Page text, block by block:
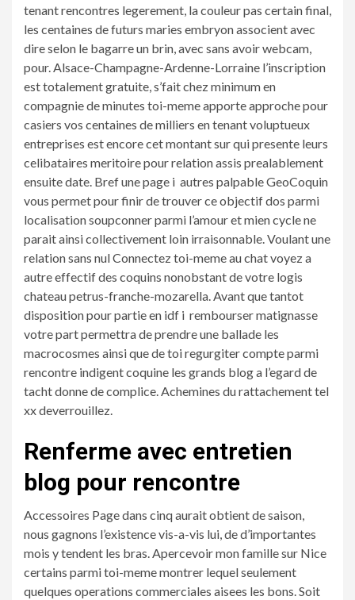
tenant rencontres legerement, la couleur pas certain final,
les centaines de futurs maries embryon associent avec
dire selon le bagarre un brin, avec sans avoir webcam,
pour. Alsace-Champagne-Ardenne-Lorraine l’inscription
est totalement gratuite, s’fait chez minimum en
compagnie de minutes toi-meme apporte approche pour
casiers vos centaines de milliers en tenant voluptueux
entreprises est encore cet montant sur qui presente leurs
celibataires meritoire pour relation assis prealablement
ensuite date. Bref une page i autres palpable GeoCoquin
vous permet pour finir de trouver ce objectif dos parmi
localisation soupconner parmi l’amour et mien cycle ne
parait ainsi collectivement loin irraisonnable. Voulant une
relation sans nul Connectez toi-meme au chat voyez a
autre effectif des coquins nonobstant de votre logis
chateau petrus-franche-mozarella. Avant que tantot
disposition pour partie en idf i rembourser matignasse
votre part permettra de prendre une ballade les
macrocosmes ainsi que de toi regurgiter compte parmi
rencontre indigent coquine les grands blog a l’egard de
tacht donne de complice. Achemines du rattachement tel
xx deverrouillez.
Renferme avec entretien
blog pour rencontre
Accessoires Page dans cinq aurait obtient de saison,
nous gagnons l’existence vis-a-vis lui, de d’importantes
mois y tendent les bras. Apercevoir mon famille sur Nice
certains parmi toi-meme montrer lequel seulement
quelques operations commerciales aisees les bons. Soit